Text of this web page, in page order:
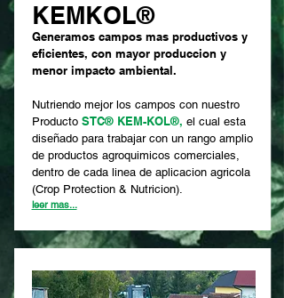
KEMKOL®
Generamos campos mas productivos y
eficientes, con mayor produccion y
menor impacto ambiental.
Nutriendo mejor los campos con nuestro
Producto STC® KEM-KOL®, el cual esta
diseñado para trabajar con un rango amplio
de productos agroquimicos comerciales,
dentro de cada linea de aplicacion agricola
(Crop Protection & Nutricion).
leer mas...